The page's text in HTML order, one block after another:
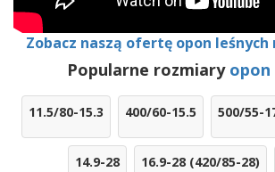
Zobacz naszą ofertę opon
Popularne rozmiary opon
11.5/80-15.3 400/60-15.5 500/55-
14.9-28 16.9-28 (420/85-28)